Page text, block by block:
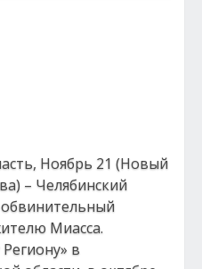
Ноябрь 21 (Новый
– Челябинский
обвинительный
Миасса.
в